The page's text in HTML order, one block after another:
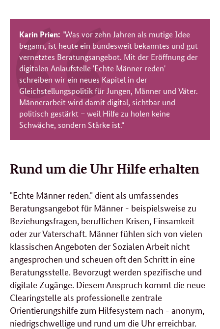
Karin Prien: "Was vor zehn Jahren als mutige Idee
begann, ist heute ein bundesweit bekanntes und gut
vernetztes Beratungsangebot. Mit der Eröffnung der
digitalen Anlaufstelle 'Echte Männer reden'
schreiben wir ein neues Kapitel in der
Gleichstellungspolitik für Jungen, Männer und Väter.
Männerarbeit wird damit digital, sichtbar und
politisch gestärkt – weil Hilfe zu holen keine
Schwäche, sondern Stärke ist.“
Rund um die Uhr Hilfe erhalten
"Echte Männer reden." dient als umfassendes
Beratungsangebot für Männer - beispielsweise zu
Beziehungsfragen, beruflichen Krisen, Einsamkeit
oder zur Vaterschaft. Männer fühlen sich von vielen
klassischen Angeboten der Sozialen Arbeit nicht
angesprochen und scheuen oft den Schritt in eine
Beratungsstelle. Bevorzugt werden spezifische und
digitale Zugänge. Diesem Anspruch kommt die neue
Clearingstelle als professionelle zentrale
Orientierungshilfe zum Hilfesystem nach - anonym,
niedrigschwellige und rund um die Uhr erreichbar.